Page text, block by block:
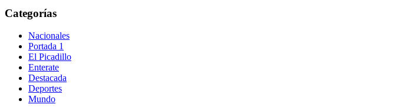
Categorías
Nacionales
Portada 1
El Picadillo
Enterate
Destacada
Deportes
Mundo